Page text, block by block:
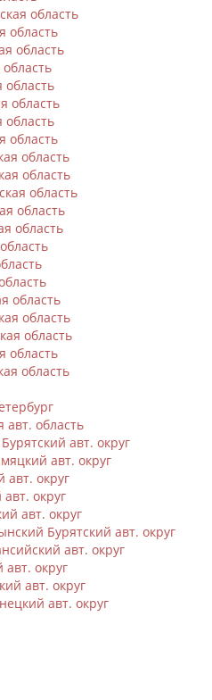
область
область
область
область
область
область
область
область
область
область
область
область
область
область
область
область
область
авт. область
авт. округ
авт. округ
авт. округ
округ
авт. округ
Бурятский авт. округ
авт. округ
авт. округ
авт. округ
авт. округ